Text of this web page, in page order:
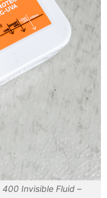
400 Invisible Fluid –